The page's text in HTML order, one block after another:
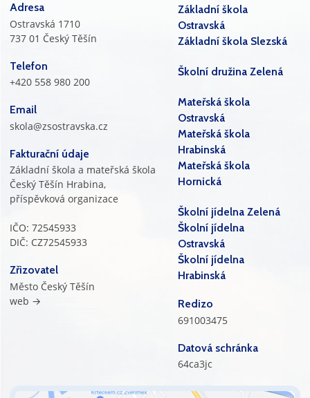
Adresa
Ostravská 1710
737 01 Český Těšín
Telefon
+420 558 980 200
Email
skola@zsostravska.cz
Fakturační údaje
Základní škola a mateřská škola
Český Těšín Hrabina,
příspěvková organizace
IČO: 72545933
DIČ: CZ72545933
Zřizovatel
Město Český Těšín
web →
Základní škola
Ostravská
Základní škola Slezská
Školní družina Zelená
Mateřská škola
Ostravská
Mateřská škola
Hrabinská
Mateřská škola
Hornická
Školní jídelna Zelená
Školní jídelna
Ostravská
Školní jídelna
Hrabinská
Redizo
691003475
Datová schránka
64ca3jc